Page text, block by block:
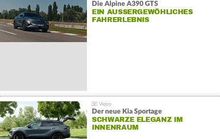
Die Alpine A390 GTS
EIN AUSSERGEWÖHLICHES F
AHRERLEBNIS
Der neue Kia Sportage
SCHWARZE ELEGANZ IM
INNENRAUM